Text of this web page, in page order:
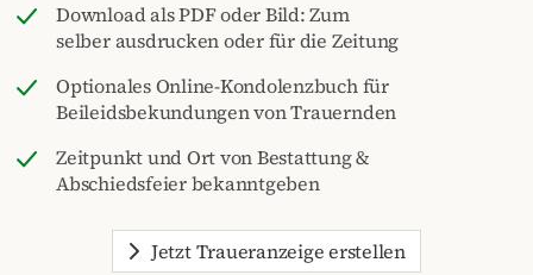
Download als PDF oder Bild: Zum
selber ausdrucken oder für die Zeitung
Optionales Online-Kondolenzbuch für
Beileidsbekundungen von Trauernden
Zeitpunkt und Ort von Bestattung &
Abschiedsfeier bekanntgeben
Jetzt Traueranzeige erstellen